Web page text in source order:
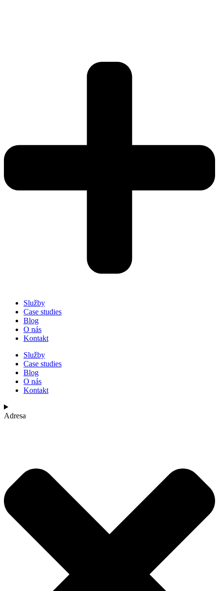
Služby
Case studies
Blog
O nás
Kontakt
Služby
Case studies
Blog
O nás
Kontakt
Adresa